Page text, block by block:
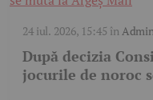
24 iul. 2026, 15:45 în
După decizia
jocurile de noroc